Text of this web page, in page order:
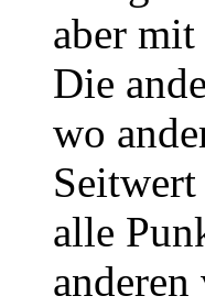
aber
Die
wo
alle